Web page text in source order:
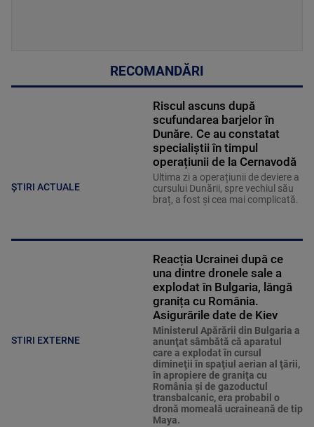
RECOMANDĂRI
ȘTIRI ACTUALE
Riscul ascuns după
scufundarea barjelor în
Dunăre. Ce au constatat
specialiștii în timpul
operațiunii de la Cernavodă
Ultima zi a operațiunii de deviere a
cursului Dunării, spre vechiul său
braț, a fost și cea mai complicată.
STIRI EXTERNE
Reacția Ucrainei după ce
una dintre dronele sale a
explodat în Bulgaria, lângă
granița cu România.
Asigurările date de Kiev
Ministerul Apărării din Bulgaria a
anunţat sâmbătă că aparatul
care a explodat în cursul
dimineţii în spaţiul aerian al ţării,
în apropiere de graniţa cu
România şi de gazoductul
transbalcanic, era probabil o
dronă momeală ucraineană de tip
Maya.